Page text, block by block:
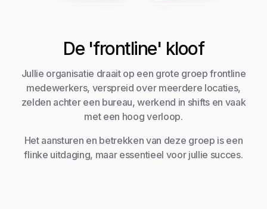
De 'frontline' kloof
Jullie organisatie draait op een grote groep frontline
medewerkers, verspreid over meerdere locaties,
zelden achter een bureau, werkend in shifts en vaak
met een hoog verloop.
Het aansturen en betrekken van deze groep is een
flinke uitdaging, maar essentieel voor jullie succes.